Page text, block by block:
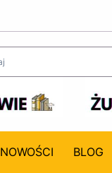
NOWOŚCI BLOG